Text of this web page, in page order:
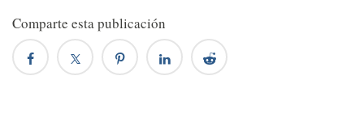
Comparte esta publicación